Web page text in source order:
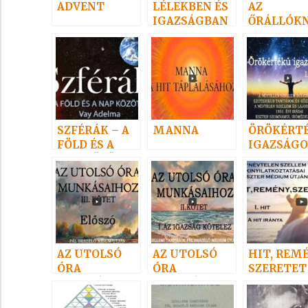
ADVENT
LÉLEKBEN ÉS
IGAZSÁGBAN
I.
AZ
SZFÉRÁK – A
FÖLD ÉS A
NAP KÖZÖTT
MANNA
AZ UTOLSÓ
ÓRA
MUNKÁSAIH
OZ III.
AZ UTOLSÓ
ÓRA
MUNKÁSAIH
OZ II.
HIT,
SZERETET